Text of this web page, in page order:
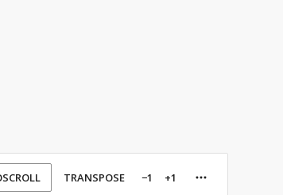
TRANSPOSE −1 +1